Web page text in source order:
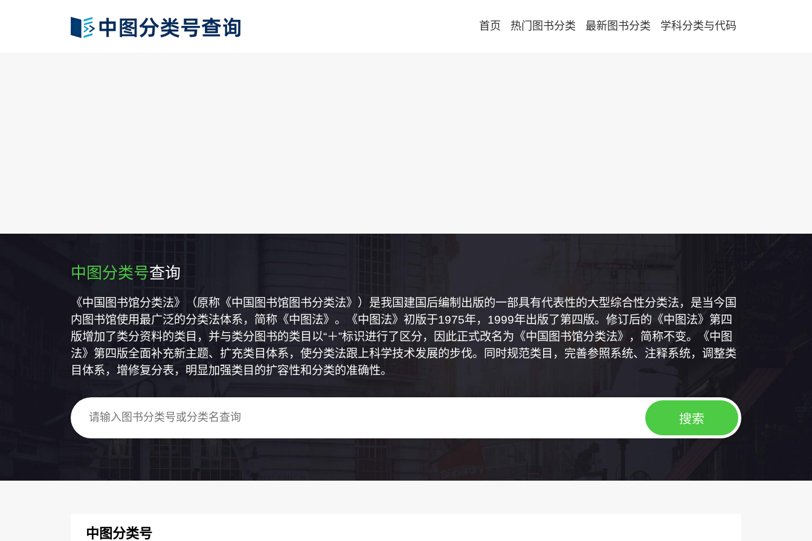
首页 热门图书分类 最新图书分类 学科分类与代码
中图分类号查询
《中国图书馆分类法》（原称《中国图书馆图书分类法》）是我国建国后编制出版的一部具有代表性的大型综合性分类法，是当今国
内图书馆使用最广泛的分类法体系，简称《中图法》。《中图法》初版于1975年，1999年出版了第四版。修订后的《中图法》第四
版增加了类分资料的类目，并与类分图书的类目以“＋”标识进行了区分，因此正式改名为《中国图书馆分类法》，简称不变。《中图
法》第四版全面补充新主题、扩充类目体系，使分类法跟上科学技术发展的步伐。同时规范类目，完善参照系统、注释系统，调整类
目体系，增修复分表，明显加强类目的扩容性和分类的准确性。
中图分类号